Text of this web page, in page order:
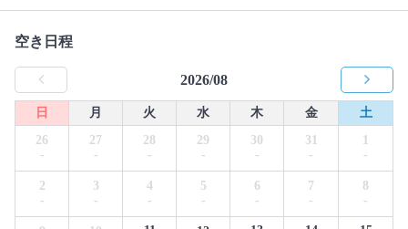
空き日程
2026/08
日 月 火 水 木 金
土
26
-
27
-
28
-
29
-
30
-
31
-
1
-
2
-
3
-
4
-
5
-
6
-
7
-
8
-